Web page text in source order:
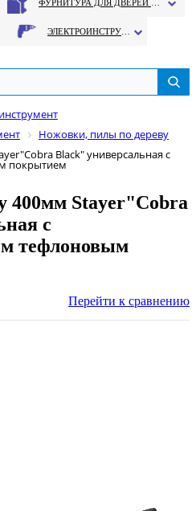
Ножовки, пилы по дереву
Black" универсальная с
покрытием
400мм Stayer"Cobra
с
тефлоновым
Перейти к сравнению